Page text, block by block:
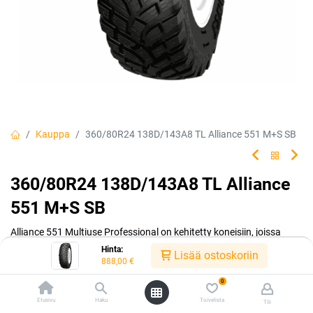
Hinta:
888,00 € Lisää ostoskoriin
Etusivu Haku
0
Toivelista Tili
Kauppa 360/80R24 138D/143A8 TL Alliance 551 M+S SB
360/80R24 138D/143A8 TL Alliance
551 M+S SB
Alliance 551 Multiuse Professional on kehitetty koneisiin, joissa
vaaditaan parasta pitokykyä.
5705052659613 Tuotekoodi:307100
888,00€